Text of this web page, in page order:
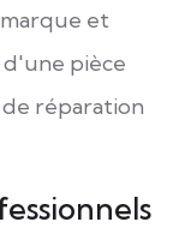
et
pièce
réparation